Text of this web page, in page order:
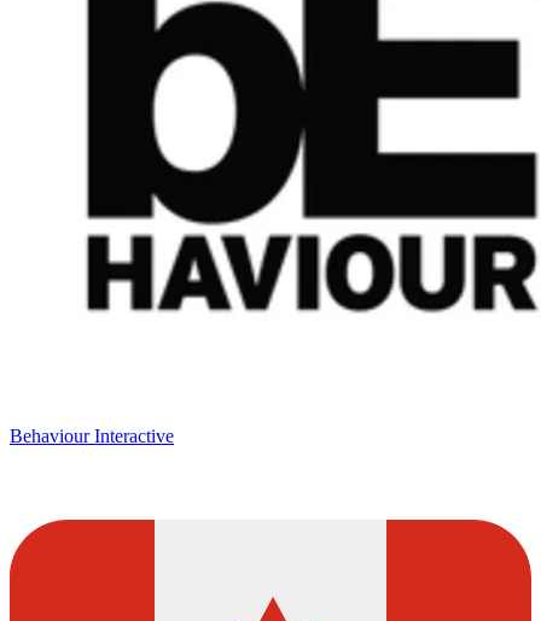
Behaviour Interactive